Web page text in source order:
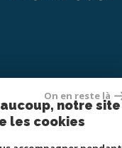
On en reste là
notre site
les cookies